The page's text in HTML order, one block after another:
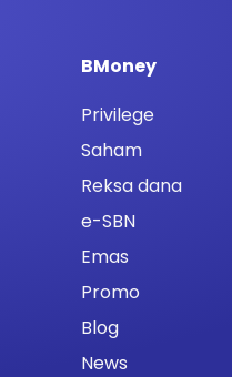
BMoney
Privilege
Saham
Reksa dana
e-SBN
Emas
Promo
Blog
News